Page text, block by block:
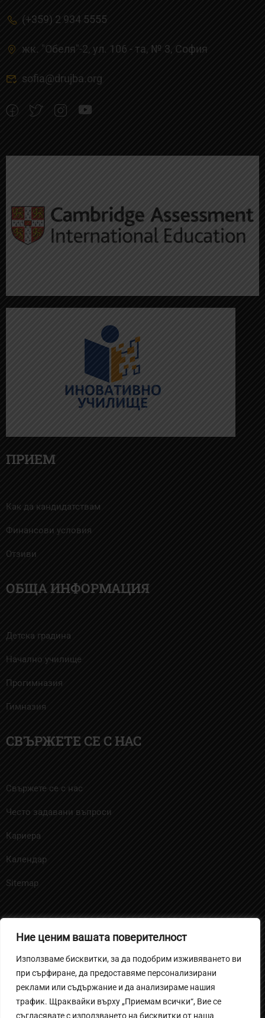
Ние ценим вашата поверителност
Използваме бисквитки, за да подобрим изживяването ви
при сърфиране, да предоставяме персонализирани
реклами или съдържание и да анализираме нашия
трафик. Щраквайки върху „Приемам всички“, Вие се
съгласявате с използването на бисквитки от наша
(+359) 2 934 5555
жк. "Обеля"-2, ул. 106 - та, № 3, Cофия
sofia@drujba.org
ПРИЕМ
Как да кандидатствам
Финансови условия
Отзиви
ОБЩА ИНФОРМАЦИЯ
Детска градина
Начално училище
Прогимназия
Гимназия
СВЪРЖЕТЕ СЕ С НАС
Свържете се с нас
Често задавани въпроси
Кариера
Календар
Sitemap
Политика на поверителност за ученици и родители
Вътрешни правила за извършване на
видеонаблюдение